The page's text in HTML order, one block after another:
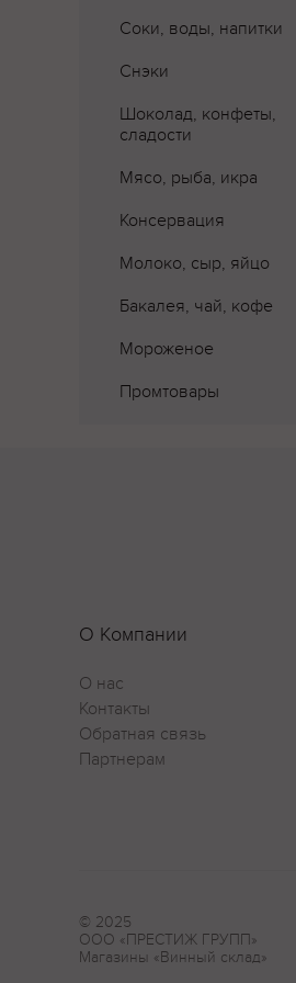
Соки, воды, напитки
Снэки
Шоколад, конфеты,
сладости
Мясо, рыба, икра
Консервация
Молоко, сыр, яйцо
Бакалея, чай, кофе
Мороженое
Промтовары
О Компании
О нас
Контакты
Обратная связь
Партнерам
© 2025
ООО «ПРЕСТИЖ ГРУПП»
Магазины «Винный склад»